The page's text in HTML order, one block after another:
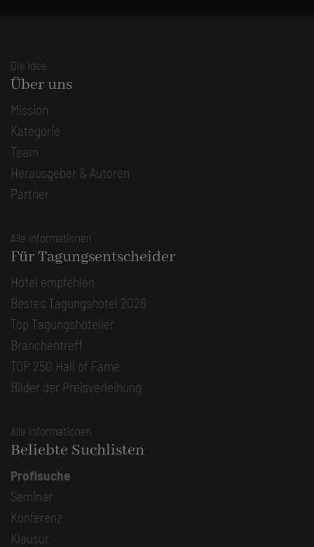
Die Idee
Über uns
Mission
Kategorie
Team
Herausgeber & Autoren
Partner
Alle Informationen
Für Tagungsentscheider
Hotel empfehlen
Bestes Tagungshotel 2026
Top Tagungshotelier
Branchentreff
TOP 250 Hall of Fame
Bilder der Preisverleihung
Alle Informationen
Beliebte Suchlisten
Profisuche
Seminar
Konferenz
Klausur